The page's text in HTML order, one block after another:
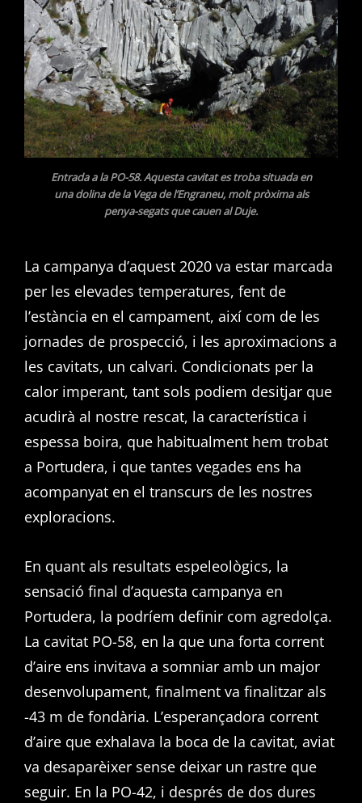
Entrada a la PO-58. Aquesta cavitat es troba situada en
una dolina de la Vega de l’Engraneu, molt pròxima als
penya-segats que cauen al Duje.
La campanya d’aquest 2020 va estar marcada
per les elevades temperatures, fent de
l’estància en el campament, així com de les
jornades de prospecció, i les aproximacions a
les cavitats, un calvari. Condicionats per la
calor imperant, tant sols podiem desitjar que
acudirà al nostre rescat, la característica i
espessa boira, que habitualment hem trobat
a Portudera, i que tantes vegades ens ha
acompanyat en el transcurs de les nostres
exploracions.
En quant als resultats espeleològics, la
sensació final d’aquesta campanya en
Portudera, la podríem definir com agredolça.
La cavitat PO-58, en la que una forta corrent
d’aire ens invitava a somniar amb un major
desenvolupament, finalment va finalitzar als
-43 m de fondària. L’esperançadora corrent
d’aire que exhalava la boca de la cavitat, aviat
va desaparèixer sense deixar un rastre que
seguir. En la PO-42, i després de dos dures